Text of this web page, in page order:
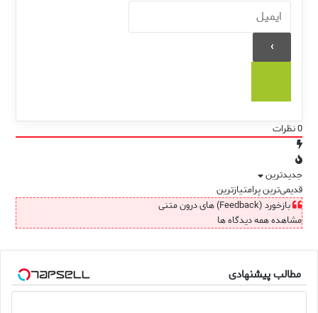
0نظرات
جدیدترین
قدیمی‌ترینپرامتیازترین
بازخورد (Feedback) های درون متنی
مشاهده همه دیدگاه ها
مطالب پیشنهادی